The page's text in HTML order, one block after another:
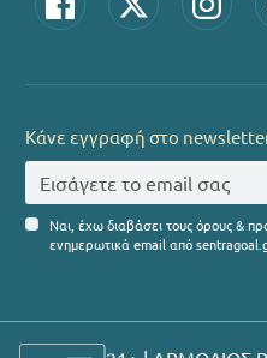
Κάνε εγγραφή στο
Ναι, έχω διαβάσει τους όρους &
ενημερωτικά email από